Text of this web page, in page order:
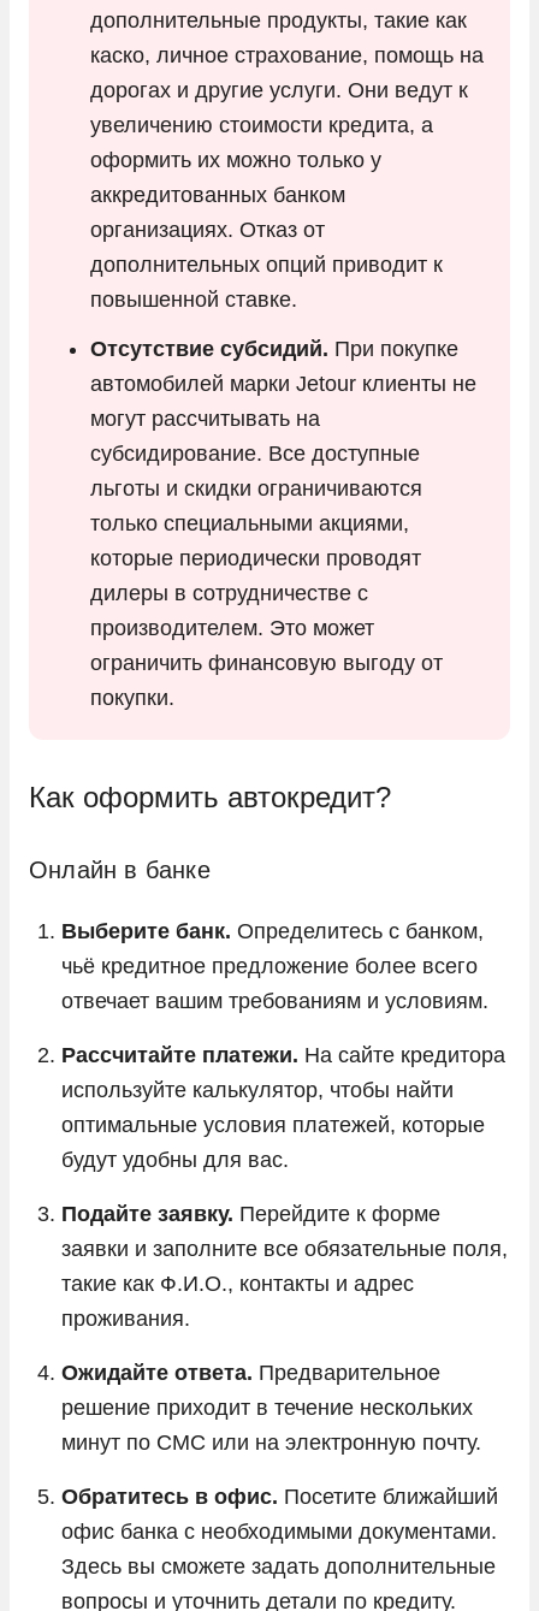
дополнительные продукты, такие как
каско, личное страхование, помощь на
дорогах и другие услуги. Они ведут к
увеличению стоимости кредита, а
оформить их можно только у
аккредитованных банком
организациях. Отказ от
дополнительных опций приводит к
повышенной ставке.
Отсутствие субсидий. При покупке
автомобилей марки Jetour клиенты не
могут рассчитывать на
субсидирование. Все доступные
льготы и скидки ограничиваются
только специальными акциями,
которые периодически проводят
дилеры в сотрудничестве с
производителем. Это может
ограничить финансовую выгоду от
покупки.
Как оформить автокредит?
Онлайн в банке
Выберите банк. Определитесь с банком,
чьё кредитное предложение более всего
отвечает вашим требованиям и условиям.
Рассчитайте платежи. На сайте кредитора
используйте калькулятор, чтобы найти
оптимальные условия платежей, которые
будут удобны для вас.
Подайте заявку. Перейдите к форме
заявки и заполните все обязательные поля,
такие как Ф.И.О., контакты и адрес
проживания.
Ожидайте ответа. Предварительное
решение приходит в течение нескольких
минут по СМС или на электронную почту.
Обратитесь в офис. Посетите ближайший
офис банка с необходимыми документами.
Здесь вы сможете задать дополнительные
вопросы и уточнить детали по кредиту.